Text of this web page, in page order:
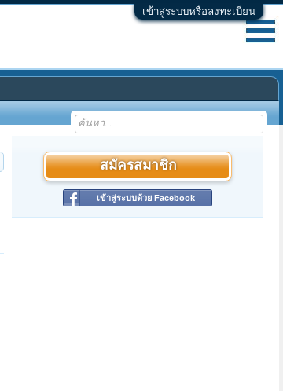
เข้าสู่ระบบหรือลงทะเบียน
สมัครสมาชิก
เข้าสู่ระบบด้วย Facebook